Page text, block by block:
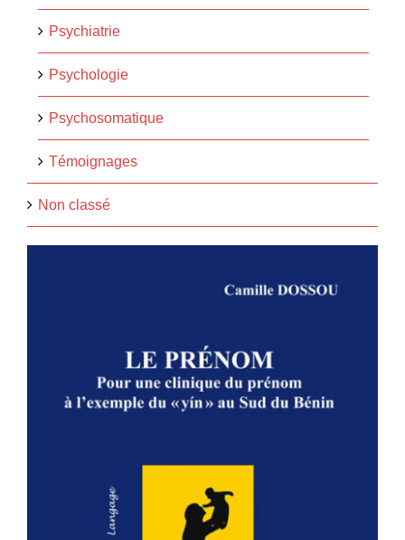
Psychiatrie
Psychologie
Psychosomatique
Témoignages
Non classé
LE PRÉNOM – Pour une clinique du
prénom à l’exemple du » yin » au
Sud du Bénin